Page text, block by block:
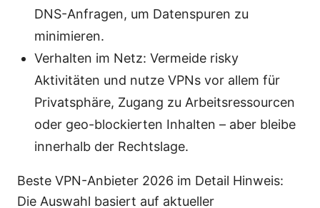
DNS-Anfragen, um Datenspuren zu
minimieren.
Verhalten im Netz: Vermeide risky
Aktivitäten und nutze VPNs vor allem für
Privatsphäre, Zugang zu Arbeitsressourcen
oder geo-blockierten Inhalten – aber bleibe
innerhalb der Rechtslage.
Beste VPN-Anbieter 2026 im Detail Hinweis:
Die Auswahl basiert auf aktueller